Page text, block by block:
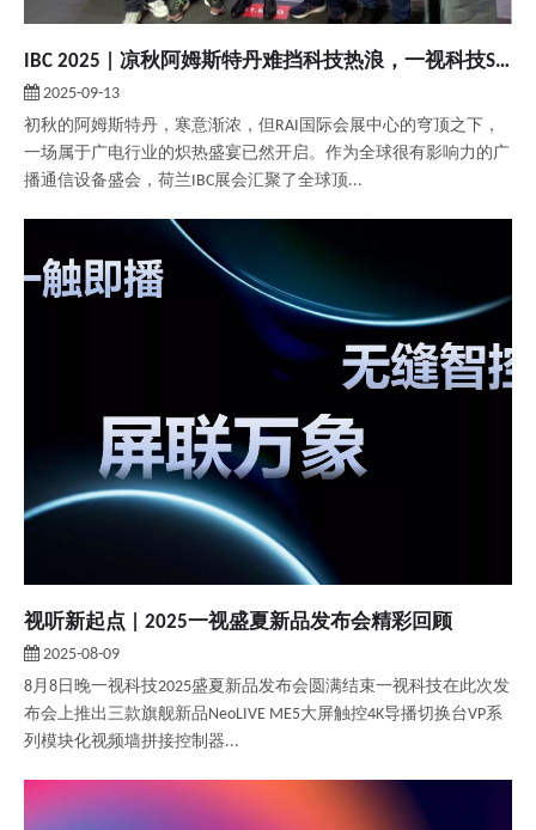
IBC 2025 | 凉秋阿姆斯特丹难挡科技热浪，一视科技SPROLINK再次闪耀RAI国际会展中心
2025-09-13
初秋的阿姆斯特丹，寒意渐浓，但RAI国际会展中心的穹顶之下，
一场属于广电行业的炽热盛宴已然开启。作为全球很有影响力的广
播通信设备盛会，荷兰IBC展会汇聚了全球顶...
视听新起点 | 2025一视盛夏新品发布会精彩回顾
2025-08-09
8月8日晚一视科技2025盛夏新品发布会圆满结束一视科技在此次发
布会上推出三款旗舰新品NeoLIVE ME5大屏触控4K导播切换台VP系
列模块化视频墙拼接控制器...